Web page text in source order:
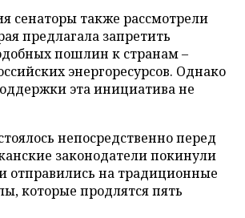
сенаторы также рассмотрели
предлагала запретить
пошлин к странам –
энергоресурсов. Однако
эта инициатива не
непосредственно перед
законодатели покинули
отправились на традиционные
которые продлятся пять